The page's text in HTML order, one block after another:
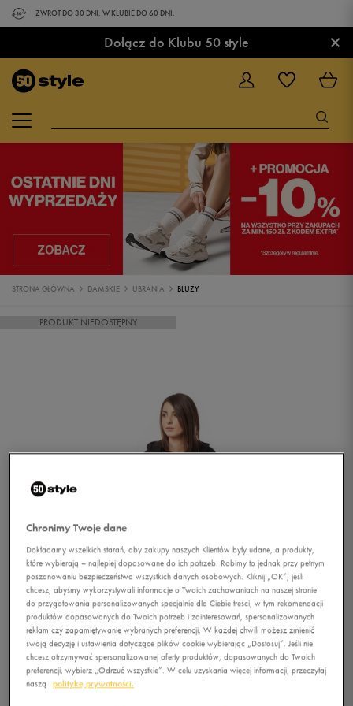
ZWROT DO 30 DNI. W KLUBIE DO 60 DNI.
Dołącz do Klubu 50 style ×
STRONA GŁÓWNA DAMSKIE UBRANIA BLUZY
PRODUKT NIEDOSTĘPNY
Chronimy Twoje dane
Dokładamy wszelkich starań, aby zakupy naszych Klientów były udane, a produkty,
które wybierają – najlepiej dopasowane do ich potrzeb. Robimy to jednak przy pełnym
poszanowaniu bezpieczeństwa wszystkich danych osobowych. Kliknij „OK”, jeśli
chcesz, abyśmy wykorzystywali informacje o Twoich zachowaniach na naszej stronie
do przygotowania personalizowanych specjalnie dla Ciebie treści, w tym rekomendacji
produktów dopasowanych do Twoich potrzeb i zainteresowań, spersonalizowanych
reklam czy zapamiętywanie wybranych preferencji. W każdej chwili możesz zmienić
swoją decyzję i ustawienia dotyczące plików cookie wybierając „Dostosuj”. Jeśli nie
chcesz otrzymywać spersonalizowanej oferty produktów, dopasowanych do Twoich
preferencji, wybierz „Odrzuć wszystkie”. W celu uzyskania więcej informacji, przeczytaj
naszą
politykę prywatności.